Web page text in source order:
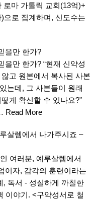
로마 가톨릭 교회(13억)+
으로 집계하며, 신도수는
을만 한가?
을만 한가? “현재 신약성
고 원본에서 복사된 사본
는데, 그 사본들이 원래
게 확신할 수 있나요?”
Read More
살렘에서 나가주시죠 –
여러분, 예루살렘에서
이자, 감각의 훈련이라는
, 독서 - 성실하게 까칠한
이야기. <구약성서로 철